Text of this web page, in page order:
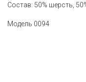
Состав: 50% шерсть,
Модель 0094